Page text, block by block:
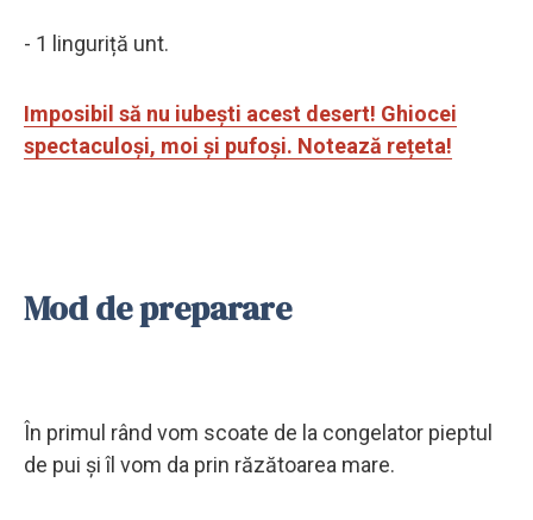
- 1 linguriță unt.
Imposibil să nu iubești acest desert! Ghiocei
spectaculoși, moi și pufoși. Notează rețeta!
Mod de preparare
În primul rând vom scoate de la congelator pieptul
de pui și îl vom da prin răzătoarea mare.